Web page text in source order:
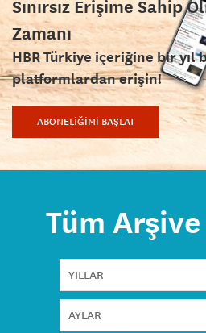
Sınırsız Erişime Sahip
Zamanı
HBR Türkiye içeriğine bir yıl
platformlardan erişin!
ABONELİĞİMİ BAŞLAT
Tüm Arşive